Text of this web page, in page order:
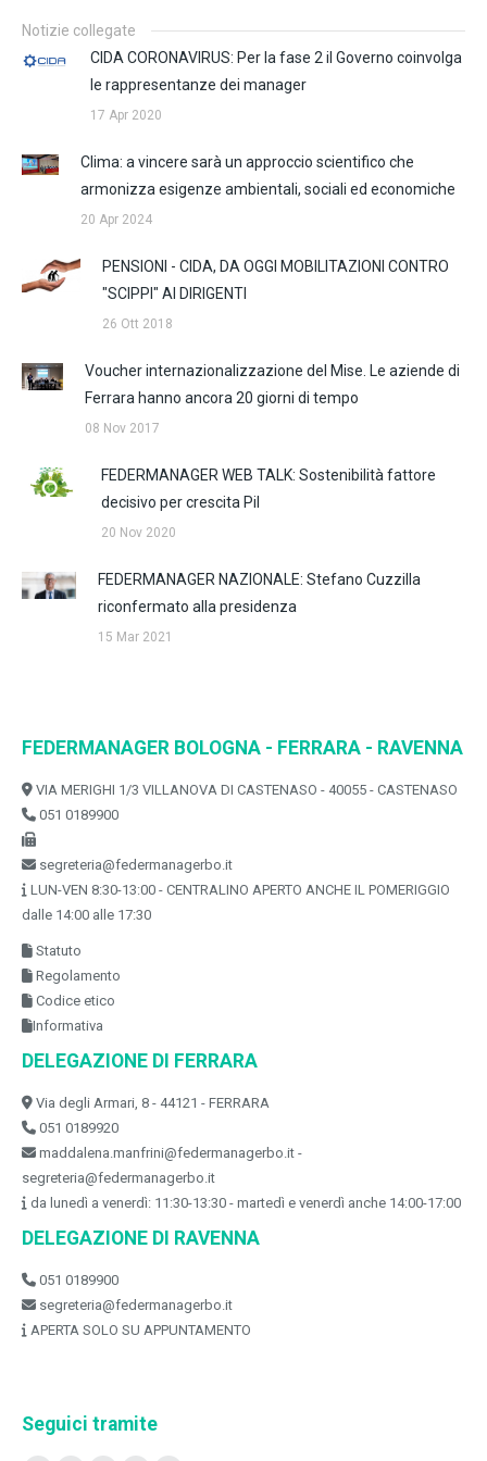
Notizie collegate
CIDA CORONAVIRUS: Per la fase 2 il Governo coinvolga
le rappresentanze dei manager
17 Apr 2020
Clima: a vincere sarà un approccio scientifico che
armonizza esigenze ambientali, sociali ed economiche
20 Apr 2024
PENSIONI - CIDA, DA OGGI MOBILITAZIONI CONTRO
"SCIPPI" AI DIRIGENTI
26 Ott 2018
Voucher internazionalizzazione del Mise. Le aziende di
Ferrara hanno ancora 20 giorni di tempo
08 Nov 2017
FEDERMANAGER WEB TALK: Sostenibilità fattore
decisivo per crescita Pil
20 Nov 2020
FEDERMANAGER NAZIONALE: Stefano Cuzzilla
riconfermato alla presidenza
15 Mar 2021
FEDERMANAGER BOLOGNA - FERRARA - RAVENNA
VIA MERIGHI 1/3 VILLANOVA DI CASTENASO - 40055 - CASTENASO
051 0189900
segreteria@federmanagerbo.it
LUN-VEN 8:30-13:00 - CENTRALINO APERTO ANCHE IL POMERIGGIO
dalle 14:00 alle 17:30
Statuto
Regolamento
Codice etico
Informativa
DELEGAZIONE DI FERRARA
Via degli Armari, 8 - 44121 - FERRARA
051 0189920
maddalena.manfrini@federmanagerbo.it -
segreteria@federmanagerbo.it
da lunedì a venerdì: 11:30-13:30 - martedì e venerdì anche 14:00-17:00
DELEGAZIONE DI RAVENNA
051 0189900
segreteria@federmanagerbo.it
APERTA SOLO SU APPUNTAMENTO
Seguici tramite